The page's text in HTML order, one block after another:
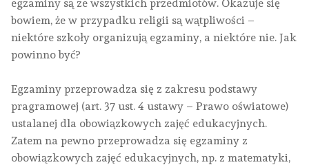
egzaminy są ze wszystkich przedmiotów. Okazuje się
bowiem, że w przypadku religii są wątpliwości –
niektóre szkoły organizują egzaminy, a niektóre nie. Jak
powinno być?
Egzaminy przeprowadza się z zakresu podstawy
pragramowej (art. 37 ust. 4 ustawy – Prawo oświatowe)
ustalanej dla obowiązkowych zajęć edukacyjnych.
Zatem na pewno przeprowadza się egzaminy z
obowiązkowych zajęć edukacyjnych, np. z matematyki,